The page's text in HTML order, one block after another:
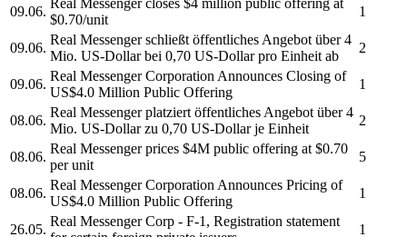
09.06.
$0.70/unit
1
09.06.
Real Messengerschließt öffentliches Angebot über 4
Mio. US-Dollar bei 0,70 US-Dollar pro Einheit ab
2
09.06.
Real Messenger Corporation Announces Closing of
US$4.0 Million Public Offering
1
08.06.
Real Messengerplatziert öffentliches Angebot über 4
Mio. US-Dollar zu 0,70 US-Dollar je Einheit
2
08.06.
Real Messengerprices $4M public offering at $0.70
per unit
5
08.06.
Real Messenger Corporation Announces Pricing of
US$4.0 Million Public Offering
1
26.05.
Real Messenger Corp - F-1, Registration statement
1